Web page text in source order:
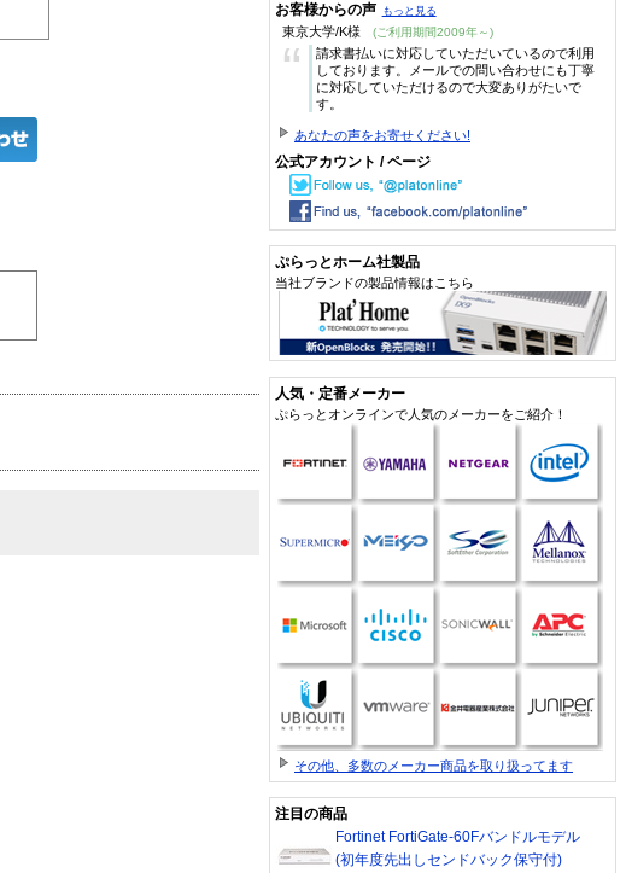
お客様からの声 もっと見る
東京大学/K様 (ご利用期間2009年～)
“
請求書払いに対応していただいているので利用
しております。メールでの問い合わせにも丁寧
に対応していただけるので大変ありがたいで
す。
あなたの声をお寄せください!
公式アカウント / ページ
ぷらっとホーム社製品
当社ブランドの製品情報はこちら
人気・定番メーカー
ぷらっとオンラインで人気のメーカーをご紹介！
その他、多数のメーカー商品を取り扱ってます
注目の商品
Fortinet FortiGate-60Fバンドルモデル
(初年度先出しセンドバック保守付)